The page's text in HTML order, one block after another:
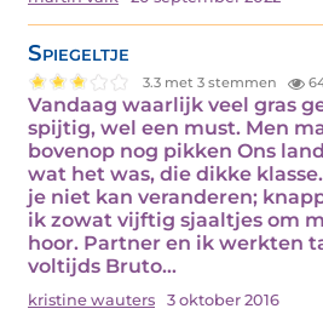
Spiegeltje
3.3 met 3 stemmen
Vandaag waarlijk veel gras
spijtig, wel een must. Men
bovenop nog pikken Ons
wat het was, die dikke
je niet kan veranderen;
ik zowat vijftig sjaaltjes om
hoor. Partner en ik werkten
voltijds Bruto…
kristine wauters 3 oktober 2016